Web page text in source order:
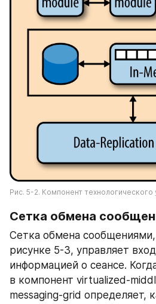
Рис. 5-2. Компонент технологического
Сетка обмена
Сетка обмена сообщениями,
рисунке 5-3, управляет
информацией о сеансе.
в компонент virtualized-
messaging-grid определяет,